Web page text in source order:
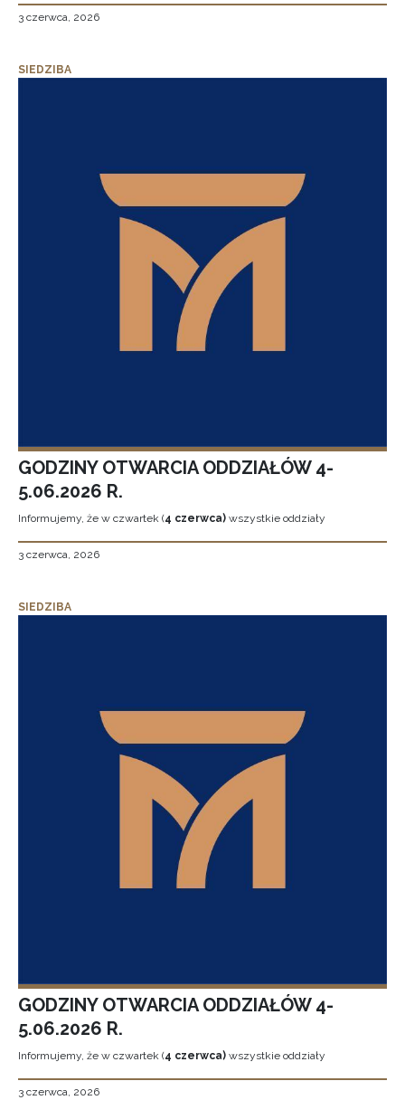
3 czerwca, 2026
SIEDZIBA
GODZINY OTWARCIA ODDZIAŁÓW 4-
5.06.2026 R.
Informujemy, że w czwartek (4 czerwca) wszystkie oddziały
3 czerwca, 2026
SIEDZIBA
GODZINY OTWARCIA ODDZIAŁÓW 4-
5.06.2026 R.
Informujemy, że w czwartek (4 czerwca) wszystkie oddziały
3 czerwca, 2026